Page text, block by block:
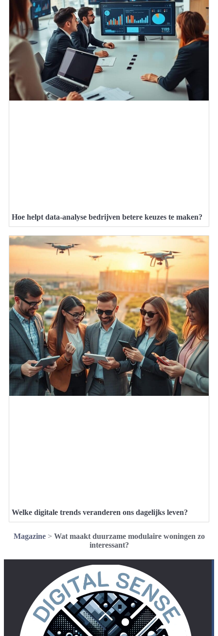
Hoe helpt data-analyse bedrijven betere keuzes te maken?
Welke digitale trends veranderen ons dagelijks leven?
Magazine> Wat maakt duurzame modulaire woningen zo
interessant?